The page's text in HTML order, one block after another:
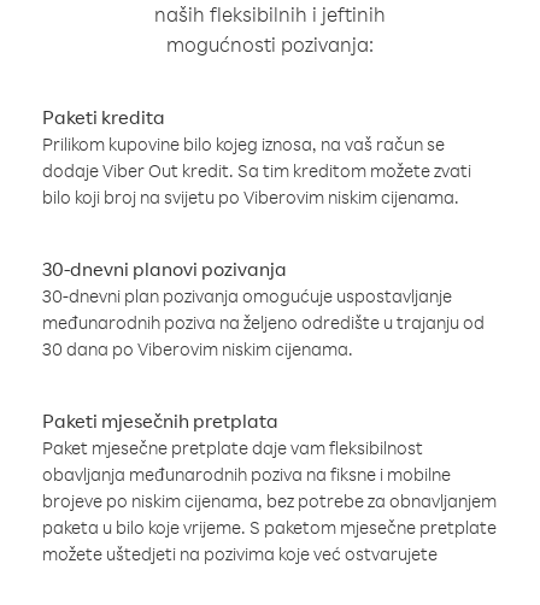
naših fleksibilnih i jeftinih
mogućnosti pozivanja:
Paketi kredita
Prilikom kupovine bilo kojeg iznosa, na vaš račun se
dodaje Viber Out kredit. Sa tim kreditom možete zvati
bilo koji broj na svijetu po Viberovim niskim cijenama.
30-dnevni planovi pozivanja
30-dnevni plan pozivanja omogućuje uspostavljanje
međunarodnih poziva na željeno odredište u trajanju od
30 dana po Viberovim niskim cijenama.
Paketi mjesečnih pretplata
Paket mjesečne pretplate daje vam fleksibilnost
obavljanja međunarodnih poziva na fiksne i mobilne
brojeve po niskim cijenama, bez potrebe za obnavljanjem
paketa u bilo koje vrijeme. S paketom mjesečne pretplate
možete uštedjeti na pozivima koje već ostvarujete